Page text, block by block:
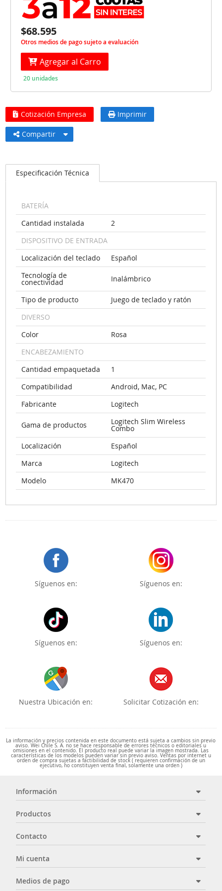
$68.595
Otros medios de pago sujeto a evaluación
Agregar al Carro
20 unidades
Cotización Empresa Imprimir
Compartir
Especificación Técnica
BATERÍA
Cantidad instalada
2
DISPOSITIVO DE ENTRADA
Localización del teclado
Español
Tecnología de
conectividad Inalámbrico
Tipo de producto
Juego de teclado y ratón
DIVERSO
Color
Rosa
ENCABEZAMIENTO
Cantidad empaquetada
1
Compatibilidad
Android, Mac, PC
Fabricante
Logitech
Gama de productos Logitech Slim Wireless
Combo
Localización
Español
Marca
Logitech
Modelo
MK470
Síguenos en: Síguenos en:
Síguenos en: Síguenos en:
Nuestra Ubicación en: Solicitar Cotización en:
La información y precios contenida en este documento está sujeta a cambios sin previo
aviso. Wei Chile S. A. no se hace responsable de errores técnicos o editoriales u
omisiones en el contenido. El producto real puede variar la imagen mostrada. Las
características de los modelos pueden variar sin previo aviso. Ventas por internet u
orden de compra sujetas a factibilidad de stock ( requieren confirmación de un
ejecutivo, no constituyen venta final, solamente una orden )
Información
Productos
Contacto
Mi cuenta
Medios de pago